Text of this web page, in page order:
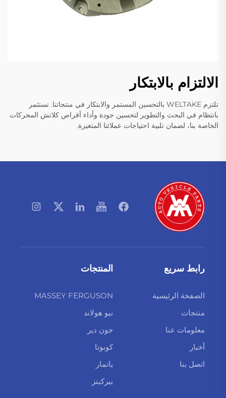
الالتزام بالابتكار
تلتزم WELTAKE بالتحسين المستمر والابتكار في منتجاتنا. نستثمر
بانتظام في البحث والتطوير لتحسين جودة وأداء أقراص كلاتش المحركات
الخاصة بنا، لضمان تلبية احتياجات عملائنا المتغيرة.
رابط سريع
الصفحة الرئيسية
منتجات
معلومات عنا
أخبار
اتصل بنا
المنتجات
MASSEY FERGUSON
نيو هولاند
جون دير
كوبوتا
يانمار
بيركينز